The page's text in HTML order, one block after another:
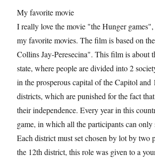
My favorite movie
I really love the movie "the Hunger
my favorite movies. The film is based on
Collins Jay-Peresecina". This film is about
state, where people are divided into 2
in the prosperous capital of the Capitol and
districts, which are punished for the fact
their independence. Every year in this
game, in which all the participants can only
Each district must set chosen by lot by two
the 12th district, this role was given to a